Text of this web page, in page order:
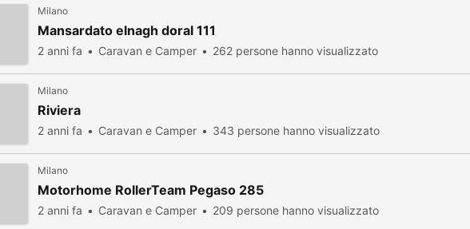
Milano
Mansardato elnagh doral 111
2 anni fa Caravan e Camper 262 persone hanno visualizzato
Milano
Riviera
2 anni fa Caravan e Camper 343 persone hanno visualizzato
Milano
Motorhome RollerTeam Pegaso 285
2 anni fa Caravan e Camper 209 persone hanno visualizzato